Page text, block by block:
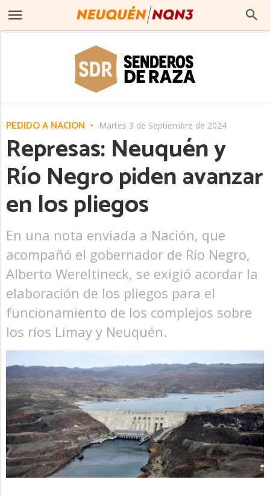
PEDIDO A NACIÓN Martes 3 de Septiembre de 2024
Represas: Neuquén y
Río Negro piden avanzar
en los pliegos
En una nota enviada a Nación, que
acompañó el gobernador de Río Negro,
Alberto Wereltineck, se exigió acordar la
elaboración de los pliegos para el
funcionamiento de los complejos sobre
los ríos Limay y Neuquén.